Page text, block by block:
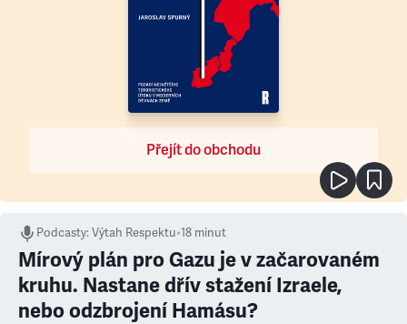
Přejít do obchodu
Podcasty:Výtah Respektu•18 minut
Mírový plán pro Gazu je v začarovaném
kruhu. Nastane dřív stažení Izraele,
nebo odzbrojení Hamásu?